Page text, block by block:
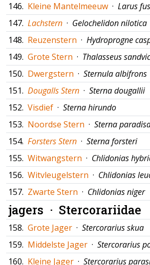
146. Kleine Mantelmeeuw · Larus
147. Lachstern · Gelochelidon nilotica
148. Reuzenstern · Hydroprogne
149. Grote Stern · Thalasseus
150. Dwergstern · Sternula albifrons
151. Dougalls Stern · Sterna dougallii
152. Visdief · Sterna hirundo
153. Noordse Stern · Sterna
154. Forsters Stern · Sterna forsteri
155. Witwangstern · Chlidonias
156. Witvleugelstern · Chlidonias
157. Zwarte Stern · Chlidonias niger
jagers · Stercorariidae
158. Grote Jager · Stercorarius skua
159. Middelste Jager · Stercorarius
160. Kleine Jager · Stercorarius